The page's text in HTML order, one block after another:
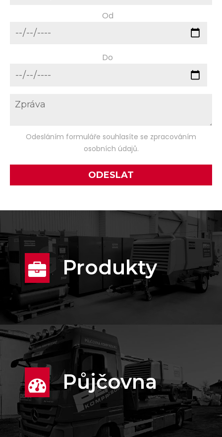
Od
Do
Odesláním formuláře souhlasíte se zpracováním
osobních údajů.
Produkty
Půjčovna